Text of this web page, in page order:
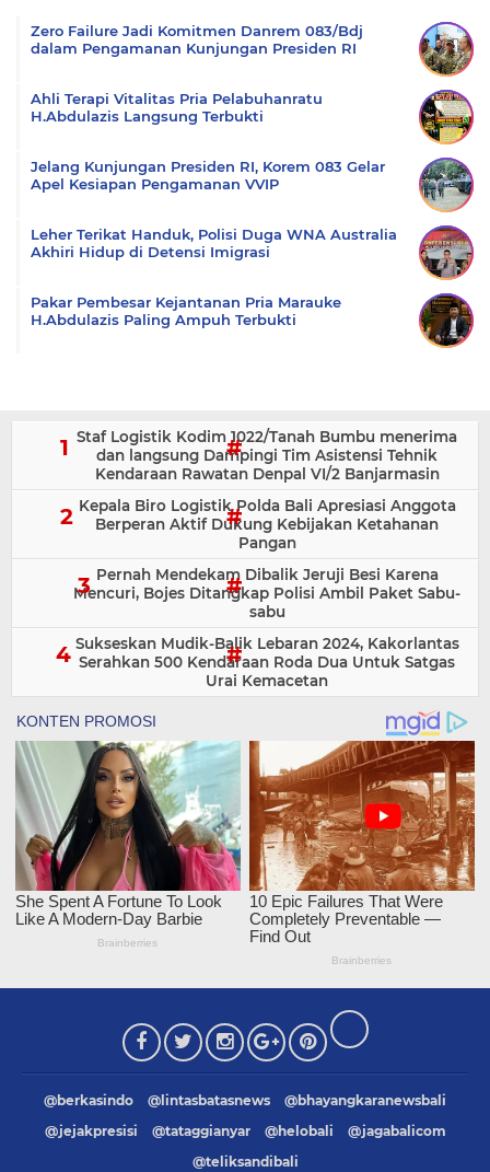
Zero Failure Jadi Komitmen Danrem 083/Bdj
dalam Pengamanan Kunjungan Presiden RI
Ahli Terapi Vitalitas Pria Pelabuhanratu
H.Abdulazis Langsung Terbukti
Jelang Kunjungan Presiden RI, Korem 083 Gelar
Apel Kesiapan Pengamanan VVIP
Leher Terikat Handuk, Polisi Duga WNA Australia
Akhiri Hidup di Detensi Imigrasi
Pakar Pembesar Kejantanan Pria Marauke
H.Abdulazis Paling Ampuh Terbukti
Staf Logistik Kodim 1022/Tanah Bumbu menerima
dan langsung Dampingi Tim Asistensi Tehnik
Kendaraan Rawatan Denpal VI/2 Banjarmasin
Kepala Biro Logistik Polda Bali Apresiasi Anggota
Berperan Aktif Dukung Kebijakan Ketahanan
Pangan
Pernah Mendekam Dibalik Jeruji Besi Karena
Mencuri, Bojes Ditangkap Polisi Ambil Paket Sabu-
sabu
Sukseskan Mudik-Balik Lebaran 2024, Kakorlantas
Serahkan 500 Kendaraan Roda Dua Untuk Satgas
Urai Kemacetan
@berkasindo @lintasbatasnews
@bhayangkaranewsbali
@jejakpresisi
@tataggianyar @helobali
@jagabalicom
@teliksandibali